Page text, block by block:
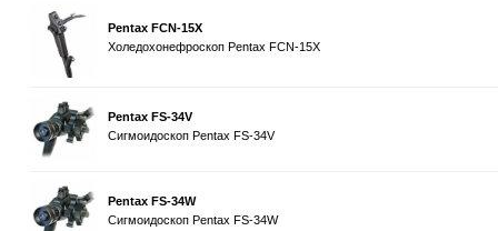
Pentax FCN-15X
Холедохонефроскоп Pentax FCN-15X
Pentax FS-34V
Сигмоидоскоп Pentax FS-34V
Pentax FS-34W
Сигмоидоскоп Pentax FS-34W